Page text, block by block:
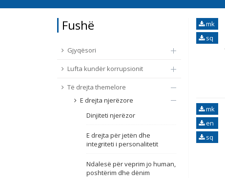
Fushë
Gjyqësori
Lufta kundër korrupsionit
Të drejta themelore
E drejta njerëzore
Dinjiteti njerëzor
E drejta për jetën dhe
integriteti i personalitetit
Ndalesë për veprim jo human,
poshtërim dhe dënim
mk
sq
mk
en
sq